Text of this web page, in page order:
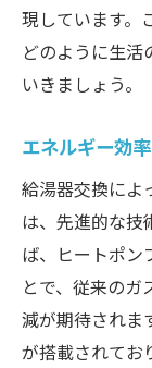
環境
スマ
スマート
遠隔
スマ
安全
操作
最新
スマ
現しています。
どのように生
いきましょう。
エネルギー効
給湯器交換によ
は、先進的な技
ば、ヒートポン
とで、従来の
減が期待されま
が搭載されてお